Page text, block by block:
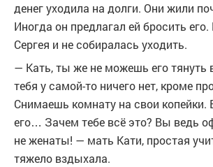
денег уходила на долги. Они жили
Иногда он предлагал ей бросить
Сергея и не собиралась уходить.
— Кать, ты же не можешь его тянуть
тебя у самой-то ничего нет, кроме
Снимаешь комнату на свои
его… Зачем тебе всё это? Вы ведь
не женаты! — мать Кати, простая
тяжело вздыхала.